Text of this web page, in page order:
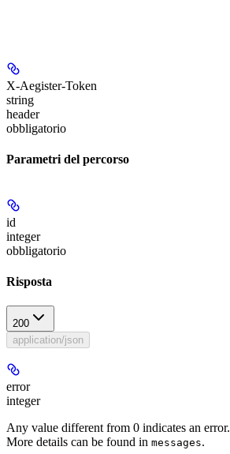
X-Aegister-Token
string
header
obbligatorio
Parametri del percorso
id
integer
obbligatorio
Risposta
200
application/json
error
integer
Any value different from 0 indicates an error.
More details can be found in messages.